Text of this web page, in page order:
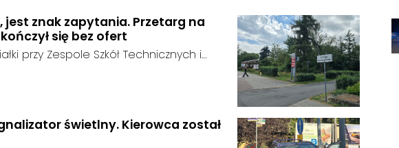
jest znak zapytania. Przetarg na
się bez ofert
przy Zespole Szkół Technicznych i
Koźlu zakończył się bez
artykułu:
świetlny. Kierowca został